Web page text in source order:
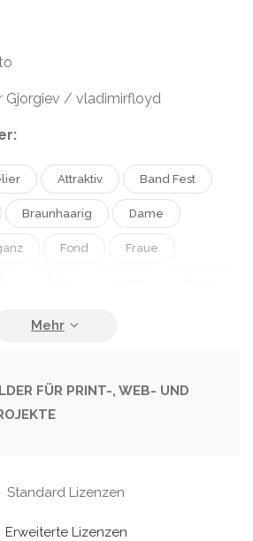
Gjorgiev / vladimirfloyd
Attraktiv Band Fest
Braunhaarig Dame
Fond Fraue
Junge
Luxus Lächeln Mode
Schuhe
FÜR PRINT-, WEB- UND
Standard Lizenzen
Erweiterte Lizenzen